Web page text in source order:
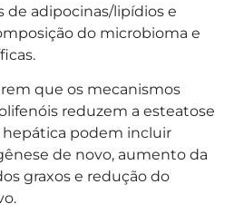
de adipocinas/lipídios e
do microbioma e
que os mecanismos
reduzem a esteatose
hepática podem incluir
de novo, aumento da
graxos e redução do